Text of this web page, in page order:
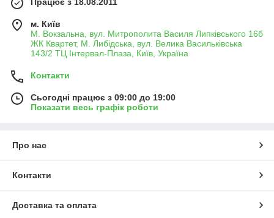
Працює з 18.08.2011
м. Київ
М. Вокзальна, вул. Митрополита Василя Липківського 16б
ЖК Квартет, М. Либідська, вул. Велика Васильківська
143/2 ТЦ Інтервал-Плаза, Київ, Україна
Контакти
Сьогодні працює з 09:00 до 19:00
Показати весь графік роботи
Про нас
Контакти
Доставка та оплата